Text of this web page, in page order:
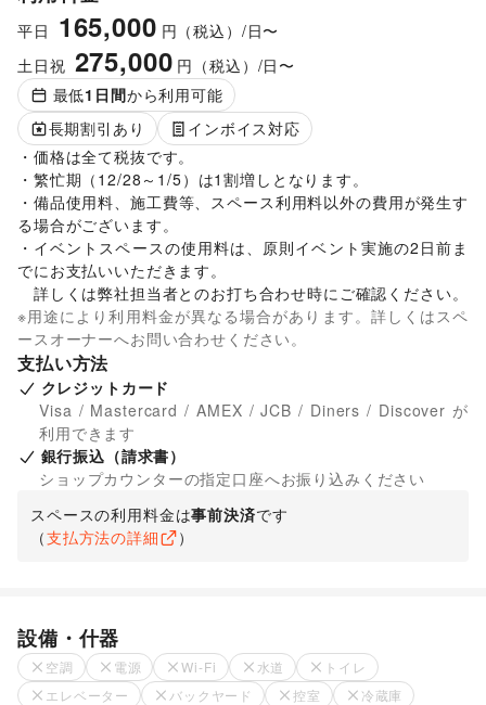
平日 165,000 円（税込）/日〜
土日祝 275,000 円（税込）/日〜
最低1 日間から利用可能
長期割引あり
インボイス対応
・価格は全て税抜です。
・繁忙期（12/28～1/5）は1割増しとなります。
・備品使用料、施工費等、スペース利用料以外の費用が発生す
る場合がございます。
・イベントスペースの使用料は、原則イベント実施の2日前ま
でにお支払いいただきます。
詳しくは弊社担当者とのお打ち合わせ時にご確認ください。
※用途により利用料金が異なる場合があります。詳しくはスペ
ースオーナーへお問い合わせください。
支払い方法
クレジットカード
Visa / Mastercard / AMEX / JCB / Diners / Discover が
利用できます
銀行振込（請求書）
ショップカウンターの指定口座へお振り込みください
スペースの利用料金は事前決済です
（支払方法の詳細 ）
設備・什器
空調 電源 Wi-Fi 水道
トイレ
エレベーター
バックヤード 控室 冷蔵庫